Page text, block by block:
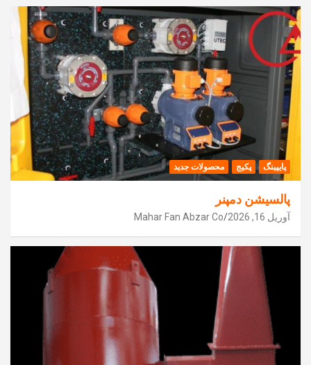
پایپینگ پکیج محصولات جدید
پالسیشن دمپنر
آوریل 16, 2026 Mahar Fan Abzar Co